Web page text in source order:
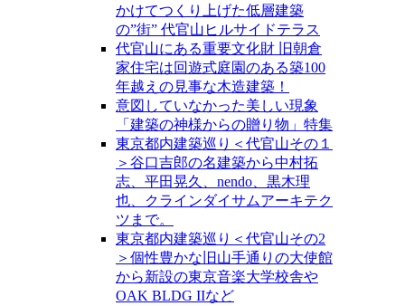
かけてつくり上げた低層建築
の”街” 代官山ヒルサイドテラス
代官山にある重要文化財 旧朝倉
家住宅は回遊式庭園のある築100
年越えの見事な木造建築！
意図していなかった美しい現象
「建築の神様からの贈り物」特集
東京都内建築巡り＜代官山その１
＞谷口吉郎の名建築から中村拓
志、平田晃久、nendo、黒木理
也、クラインダイサムアーキテク
ツまで。
東京都内建築巡り＜代官山その2
＞個性豊かな旧山手通りの大使館
から新設の東京音楽大学校舎や
OAK BLDG IIなど